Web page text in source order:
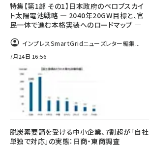
特集【第1部 その1】日本政府のペロブスカイ
ト太陽電池戦略 ― 2040年20GW目標と、官
民一体で進む本格実装へのロードマップ ―
インプレスSmartGridニューズレター編集...
7月24日 16:56
脱炭素要請を受ける中小企業、7割超が「自社
単独で対応」の実態：日商・東商調査